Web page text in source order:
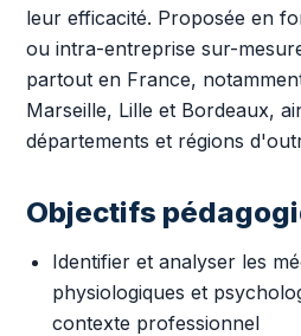
leur efficacité. Proposée en
ou intra-entreprise sur-
partout en France,
Marseille, Lille et Bordeaux,
départements et régions
Objectifs
Identifier et analyser les
physiologiques et
contexte professionnel